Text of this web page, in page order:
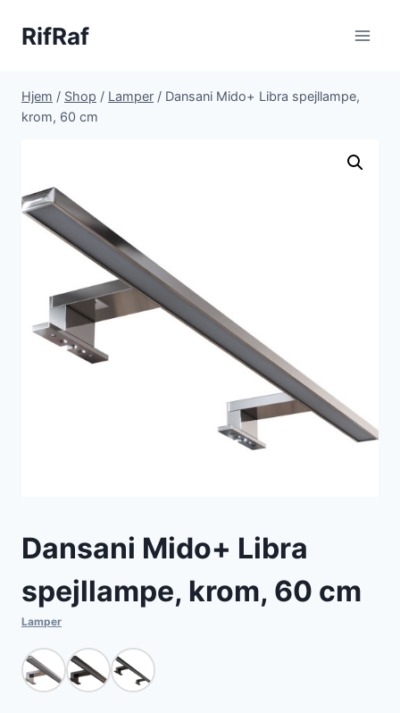
RifRaf
Hjem / Shop / Lamper / Dansani Mido+ Libra spejllampe,
krom, 60 cm
Dansani Mido+ Libra
spejllampe, krom, 60 cm
Lamper